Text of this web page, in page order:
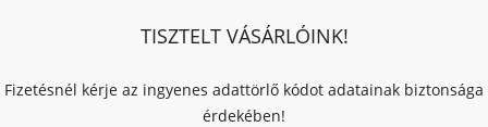
TISZTELT VÁSÁRLÓINK!
Fizetésnél kérje az ingyenes adattörlő kódot adatainak biztonsága
érdekében!